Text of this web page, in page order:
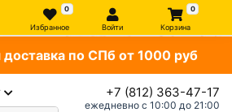
0
Избранное Войти
0
Корзина
доставка по СПб от 1000 руб
+7 (812) 363-47-17
ежедневно c 10:00 до 21:00